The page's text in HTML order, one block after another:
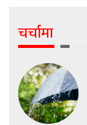
चर्चामा